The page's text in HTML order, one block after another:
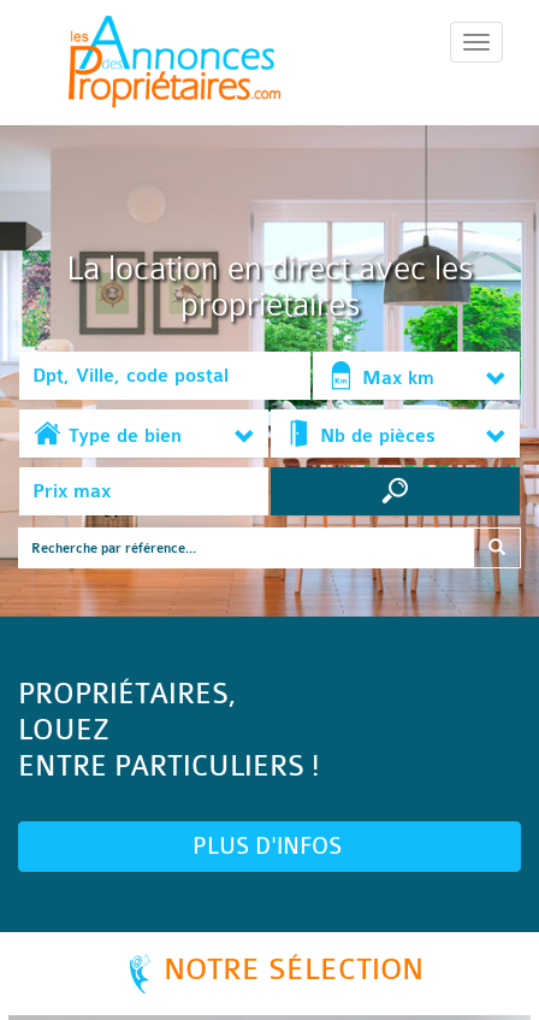
::Menu::
La location en direct avec les
propriétaires
Max km
Type de bien Nb de pièces
PROPRIÉTAIRES,
LOUEZ
ENTRE PARTICULIERS !
PLUS D'INFOS
NOTRE SÉLECTION